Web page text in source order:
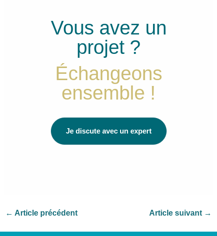
Vous avez un
projet ?
Échangeons
ensemble !
Je discute avec un expert
← Article précédent Article suivant →